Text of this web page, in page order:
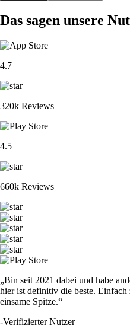
Das sagen unsere
4.7
320k Reviews
4.5
660k Reviews
„Bin seit 2021 dabei und habe
hier ist definitiv die beste.
einsame Spitze.“
-Verifizierter Nutzer